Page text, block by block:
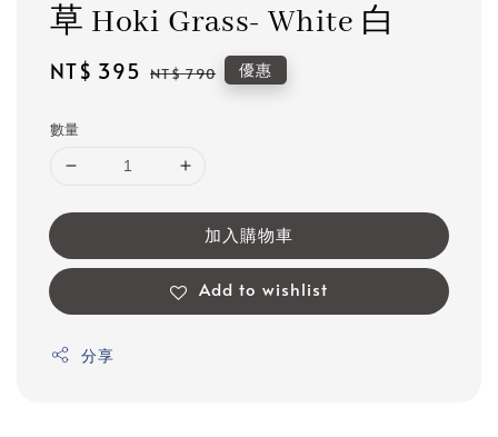
草 Hoki Grass- White 白
Sale
NT$ 395 Regular
NT$ 790 優惠
數量
加入購物車
Add to wishlist
分享